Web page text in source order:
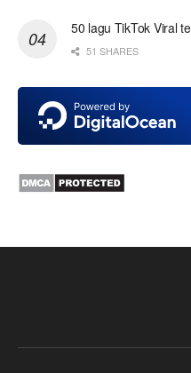
50 lagu TikTok Viral
51 SHARES